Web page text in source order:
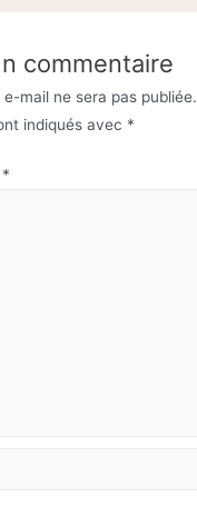
commentaire
mail ne sera pas publiée.
indiqués avec *
*